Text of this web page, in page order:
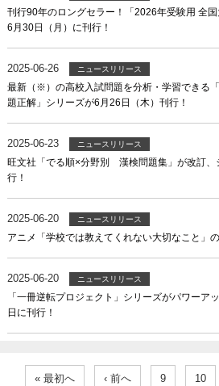
刊行90年のロングセラー！「2026年受験用 全国
6月30日（月）に刊行！
2025-06-26 ニュースリリース
最新（※）の高校入試問題を分析・学習できる
題正解」シリーズが6月26日（木）刊行！
2025-06-23 ニュースリリース
旺文社「でる順×分野別 漢検問題集」が改訂、
行！
2025-06-20 ニュースリリース
アニメ「学校では教えてくれない大切なこと」
2025-06-20 ニュースリリース
「一冊逆転プロジェクト」シリーズがパワーア
日に刊行！
« 最初へ ‹ 前へ 9 10